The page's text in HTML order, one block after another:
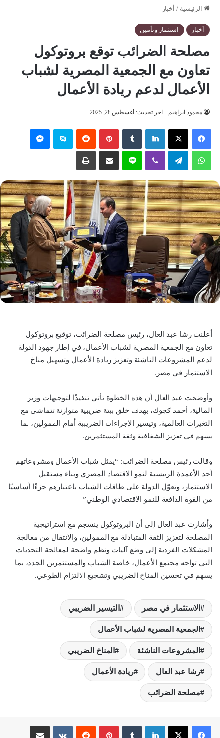
الرئيسية / أخبار
أخبار استثمار وتأمين
مصلحة الضرائب توقع بروتوكول
تعاون مع الجمعية المصرية لشباب
الأعمال لدعم ريادة الأعمال
محمود ابراهيم آخر تحديث: أغسطس 28, 2025
فيسبوك ‫X لينكدإن بينتيريست سكايب
واتساب تيلقرام لاين
أعلنت رشا عبد العال، رئيس مصلحة الضرائب، توقيع بروتوكول
تعاون مع الجمعية المصرية لشباب الأعمال، في إطار جهود الدولة
لدعم المشروعات الناشئة وتعزيز ريادة الأعمال وتسهيل مناخ
الاستثمار في مصر.
وأوضحت عبد العال أن هذه الخطوة تأتي تنفيذًا لتوجيهات وزير
المالية، أحمد كجوك، بهدف خلق بيئة ضريبية متوازنة تتماشى مع
التغيرات العالمية، وتيسير الإجراءات الضريبية أمام الممولين، بما
يسهم في تعزيز الشفافية وثقة المستثمرين.
وقالت رئيس مصلحة الضرائب: “يمثل شباب الأعمال ومشروعاتهم
أحد الأعمدة الرئيسية لنمو الاقتصاد المصري وبناء مستقبل
الاستثمار، وتعوّل الدولة على طاقات الشباب باعتبارهم جزءًا أساسيًا
من القوة الدافعة للنمو الاقتصادي الوطني”.
وأشارت عبد العال إلى أن البروتوكول ينسجم مع استراتيجية
المصلحة لتعزيز الثقة المتبادلة مع الممولين، والانتقال من معالجة
المشكلات الفردية إلى وضع آليات ونظم واضحة لمعالجة التحديات
التي تواجه مجتمع الأعمال، خاصة الشباب والمستثمرين الجدد، بما
يسهم في تحسين المناخ الضريبي وتشجيع الالتزام الطوعي.
الاستثمار في مصر التيسير الضريبي
الجمعية المصرية لشباب الأعمال
المشروعات الناشئة المناخ الضريبي
رشا عبد العال ريادة الأعمال
مصلحة الضرائب
لينكدإن بينتيريست